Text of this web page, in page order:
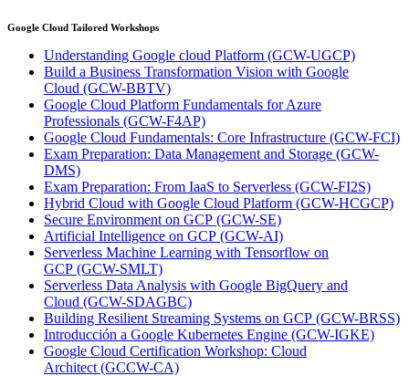
Google Cloud Tailored Workshops
Understanding Google cloud Platform (GCW-UGCP)
Build a Business Transformation Vision with Google
Cloud (GCW-BBTV)
Google Cloud Platform Fundamentals for Azure
Professionals (GCW-F4AP)
Google Cloud Fundamentals: Core Infrastructure (GCW-FCI)
Exam Preparation: Data Management and Storage (GCW-
DMS)
Exam Preparation: From IaaS to Serverless (GCW-FI2S)
Hybrid Cloud with Google Cloud Platform (GCW-HCGCP)
Secure Environment on GCP (GCW-SE)
Artificial Intelligence on GCP (GCW-AI)
Serverless Machine Learning with Tensorflow on
GCP (GCW-SMLT)
Serverless Data Analysis with Google BigQuery and
Cloud (GCW-SDAGBC)
Building Resilient Streaming Systems on GCP (GCW-BRSS)
Introducción a Google Kubernetes Engine (GCW-IGKE)
Google Cloud Certification Workshop: Cloud
Architect (GCCW-CA)